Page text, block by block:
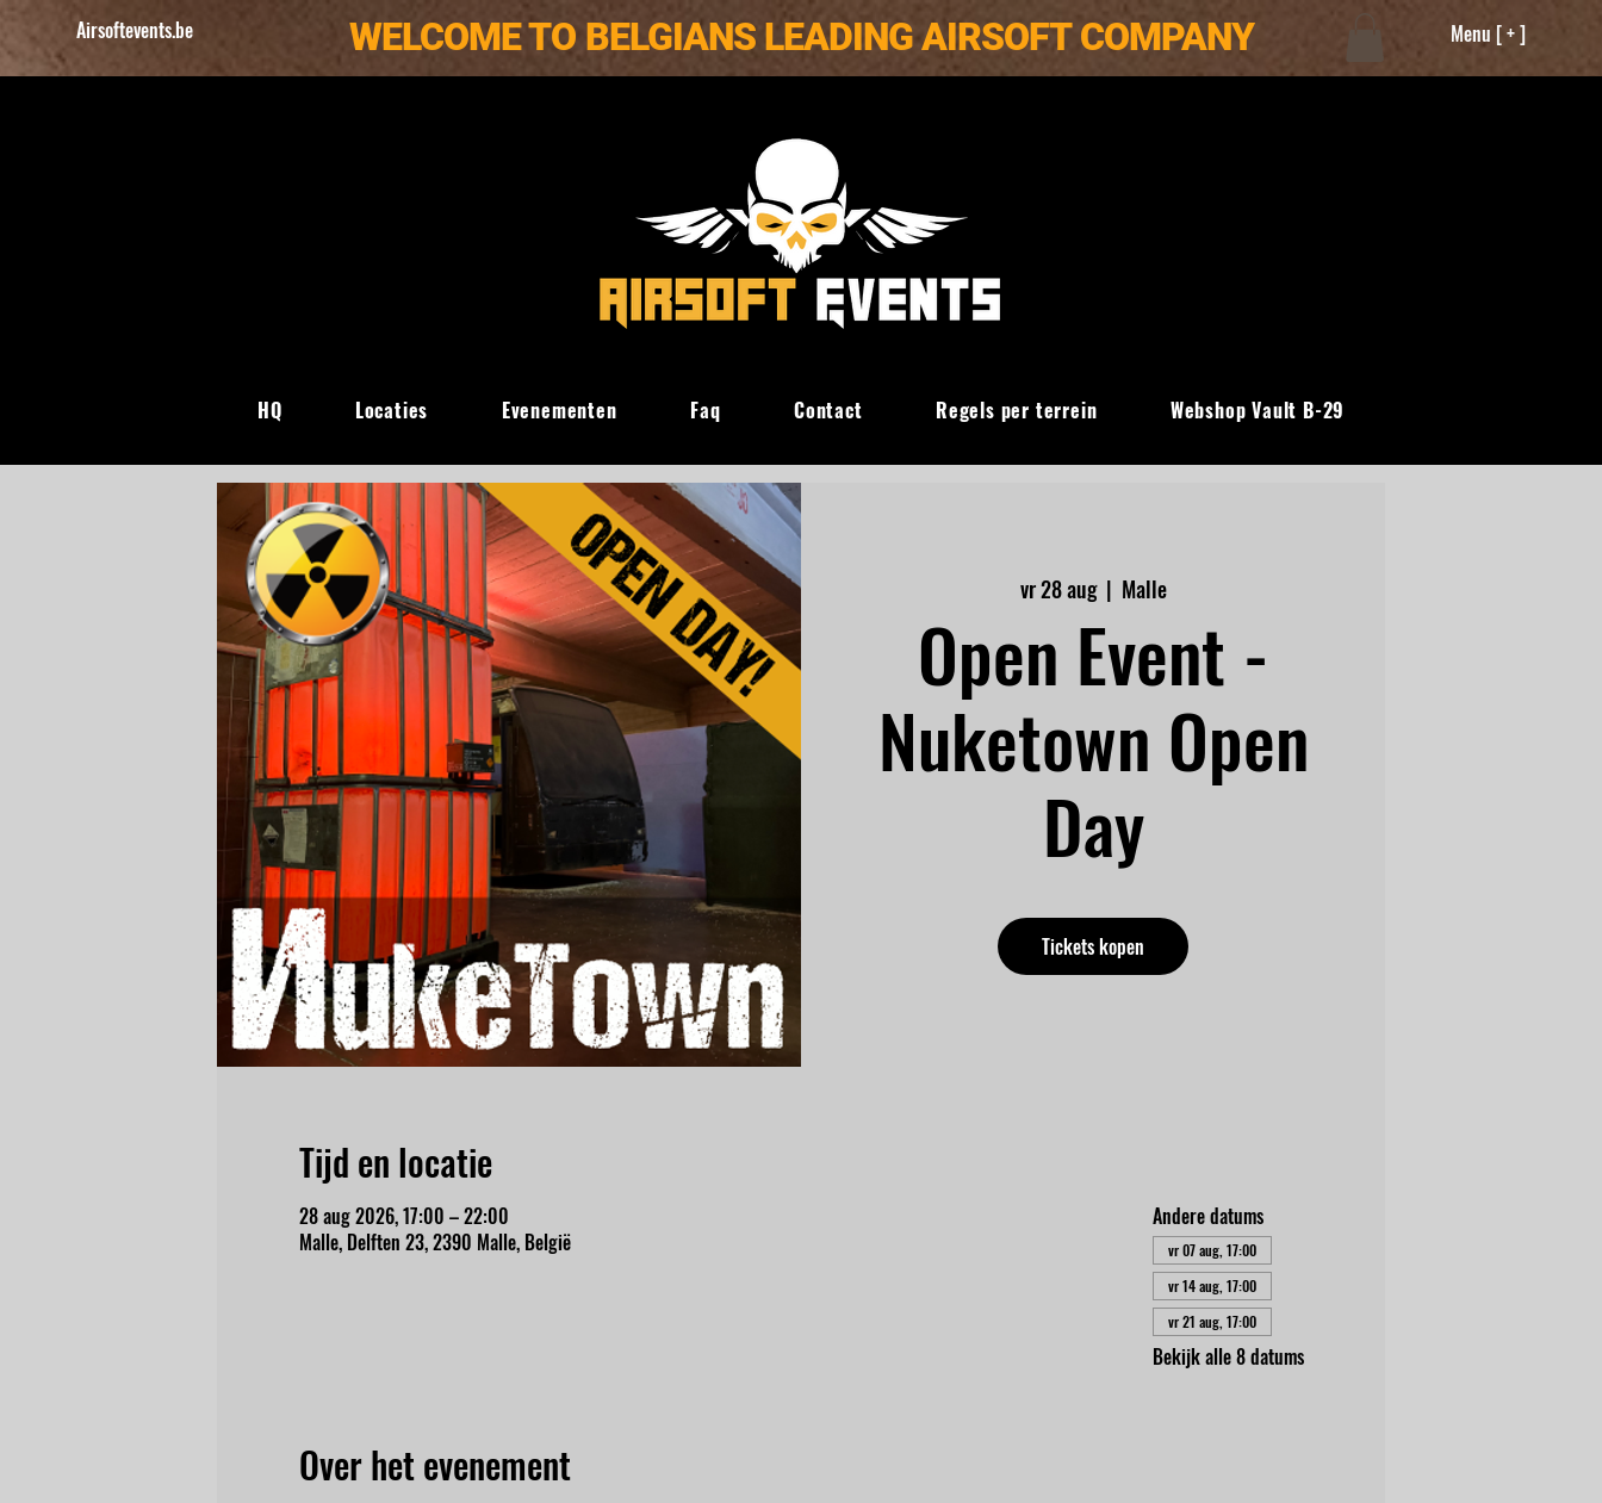
Airsoftevents.be Menu [ + ]
WELCOME TO BELGIANS LEADING AIRSOFT COMPANY
vr 28 aug
  |
Malle
Open Event -
Nuketown Open
Day
Tickets kopen
Tijd en locatie
28 aug 2026, 17:00 – 22:00
Malle, Delften 23, 2390 Malle, België
Andere datums
vr 07 aug, 17:00
vr 14 aug, 17:00
vr 21 aug, 17:00
Bekijk alle 8 datums
Over het evenement
HQ Locaties Evenementen Faq Contact Regels per terrein Webshop Vault B-29